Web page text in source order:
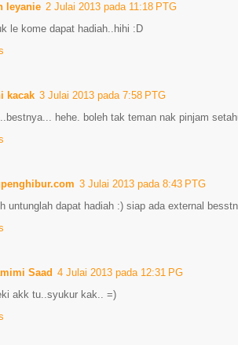
leyanie 2 Julai 2013 pada 11:18 PTG
le kome dapat hadiah..hihi :D
kacak 3 Julai 2013 pada 7:58 PTG
hehe. boleh tak teman nak pinjam
3 Julai 2013 pada 8:43 PTG
untunglah dapat hadiah :) siap ada external
Saad 4 Julai 2013 pada 12:31 PG
akk tu..syukur kak.. =)